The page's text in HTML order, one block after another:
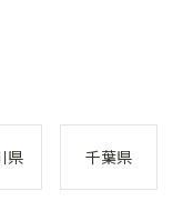
県 千葉県